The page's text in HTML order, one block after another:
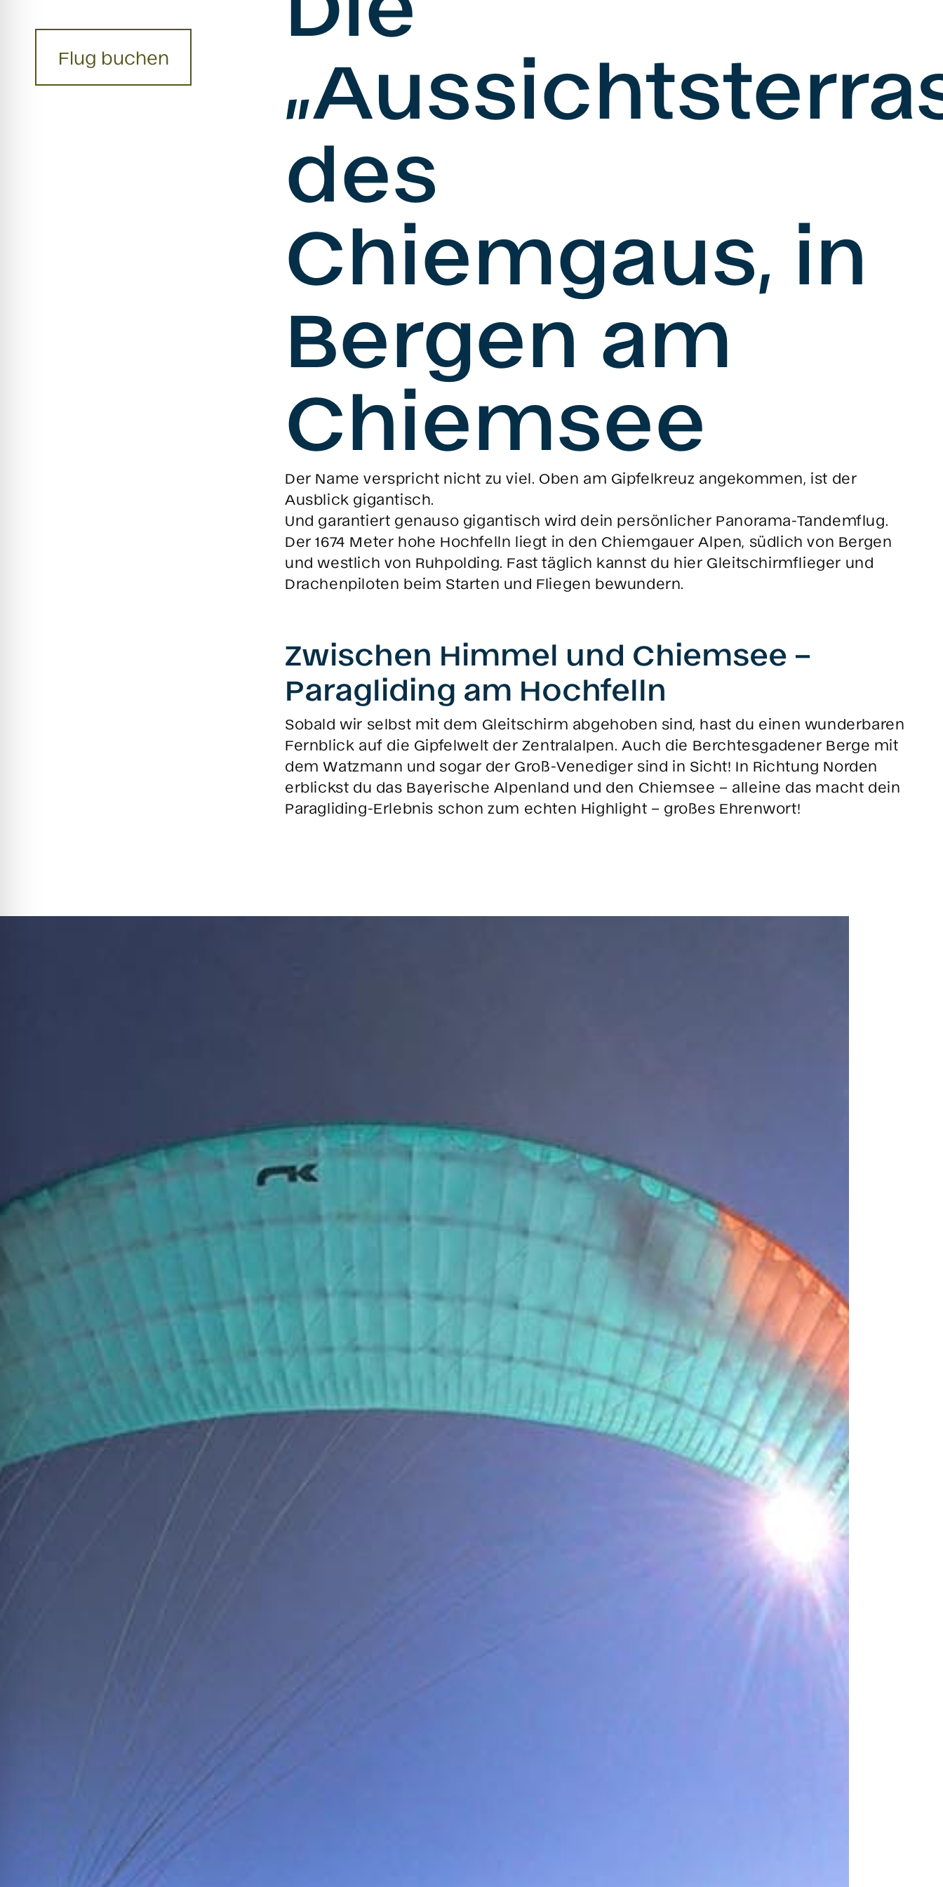
Flug buchen
des
Chiemgaus, in
Bergen am
Chiemsee
Der Name verspricht nicht zu viel. Oben am Gipfelkreuz angekommen, ist der
Ausblick gigantisch.
Und garantiert genauso gigantisch wird dein persönlicher Panorama-Tandemflug.
Der 1674 Meter hohe Hochfelln liegt in den Chiemgauer Alpen, südlich von Bergen
und westlich von Ruhpolding. Fast täglich kannst du hier Gleitschirmflieger und
Drachenpiloten beim Starten und Fliegen bewundern.
Zwischen Himmel und Chiemsee –
Paragliding am Hochfelln
Sobald wir selbst mit dem Gleitschirm abgehoben sind, hast du einen wunderbaren
Fernblick auf die Gipfelwelt der Zentralalpen. Auch die Berchtesgadener Berge mit
dem Watzmann und sogar der Groß-Venediger sind in Sicht! In Richtung Norden
erblickst du das Bayerische Alpenland und den Chiemsee – alleine das macht dein
Paragliding-Erlebnis schon zum echten Highlight – großes Ehrenwort!